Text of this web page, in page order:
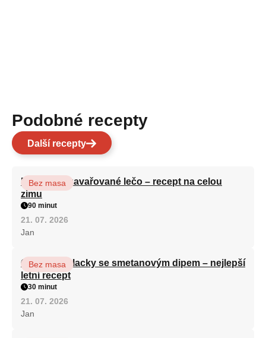
Podobné recepty
Další recepty
Babiččino zavařované lečo – recept na celou
zimu
Bez masa
90 minut
21. 07. 2026
Jan
Cuketové placky se smetanovým dipem – nejlepší
letní recept
Bez masa
30 minut
21. 07. 2026
Jan